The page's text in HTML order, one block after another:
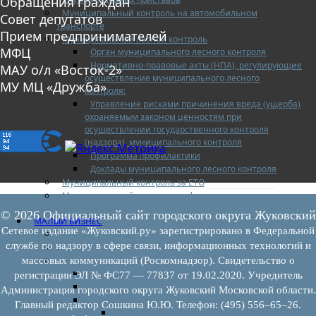
Муниципальный контроль на автомобильном
транспорте
Муниципальный лесной контроль
Орган муниципального лесного контроля
Нормативно-правовые акты (НПА), регулирующие
осуществление муниципального лесного
контроля:
Управление рисками причинения вреда (ущерба)
охраняемым законом ценностям при
осуществлении государственного контроля
(надзора), муниципального контроля
Программа профилактики
Доклады муниципального лесного контроля
Муниципальный контроль за ЕТО
Муниципальный контроль в сфере
благоустройства
МАЛЫЙ БИЗНЕС
Прием предпринимателей
Новости МСП
Поддержка МСП
Поддержка МСП
Финансовая поддержка
Имущественная поддержка
Нормативно-правовые акты
Совет депутатов
Прием предпринимателей
МФЦ
МАУ о/л «Восток-2»
МУ МЦ «Дружба»
© 2026 Официальный сайт городского округа Жуковский
Сетевое издание «Жуковский.ру» зарегистрировано в Федеральной
службе по надзору в сфере связи, информационных технологий и
массовых коммуникаций (Роскомнадзор). Свидетельство о
регистрации ЭЛ № ФС77 — 77837 от 19.02.2020. Учредитель
Администрация городского округа Жуковский Московской области.
Главный редактор Сошкина Ю.Ю. Телефон: (495) 556–65–26.